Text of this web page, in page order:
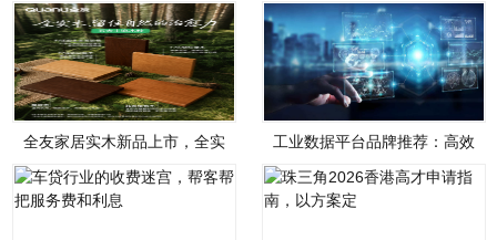
全友家居实木新品上市，全实
工业数据平台品牌推荐：高效